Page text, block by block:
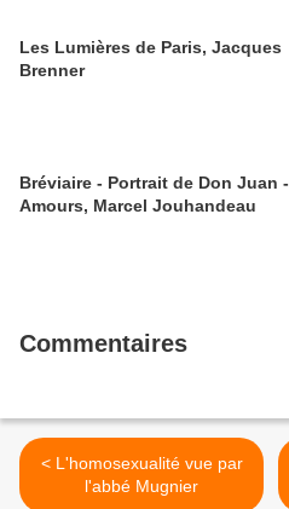
Les Lumières de Paris, Jacques
Brenner
Bréviaire - Portrait de Don Juan -
Amours, Marcel Jouhandeau
Commentaires
< L'homosexualité vue par
l'abbé Mugnier